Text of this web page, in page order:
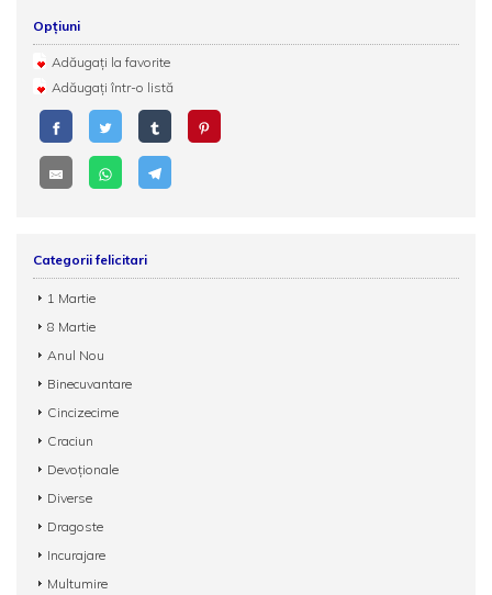
Opțiuni
Adăugați la favorite
Adăugați într-o listă
Categorii felicitari
1 Martie
8 Martie
Anul Nou
Binecuvantare
Cincizecime
Craciun
Devoționale
Diverse
Dragoste
Incurajare
Multumire